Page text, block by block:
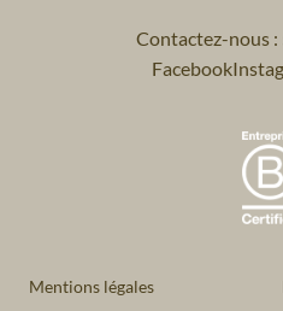
Contactez-nous
Facebook
Mentions légales